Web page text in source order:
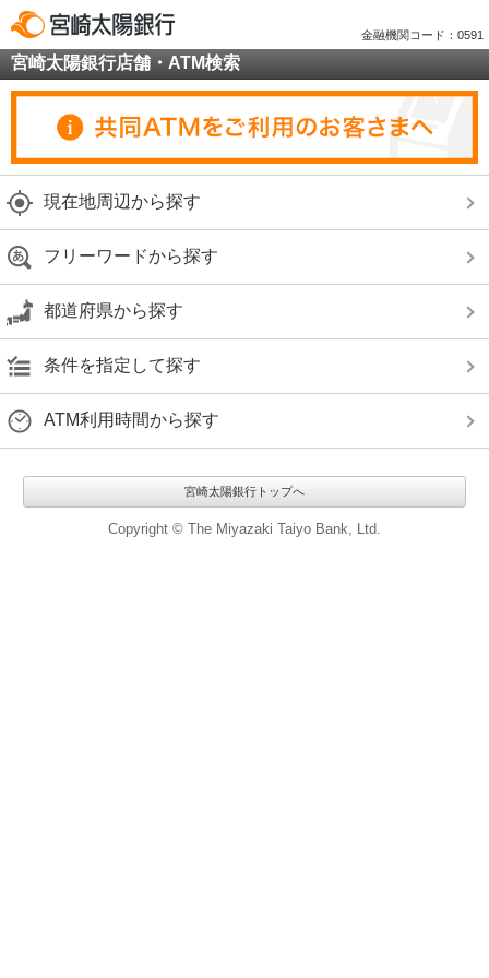
金融機関コード：0591
宮崎太陽銀行店舗・ATM検索
現在地周辺から探す
フリーワードから探す
都道府県から探す
条件を指定して探す
ATM利用時間から探す
宮崎太陽銀行トップへ
Copyright © The Miyazaki Taiyo Bank, Ltd.